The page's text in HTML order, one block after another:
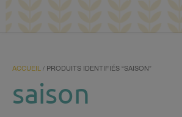
ACCUEIL / PRODUITS IDENTIFIÉS “SAISON”
saison